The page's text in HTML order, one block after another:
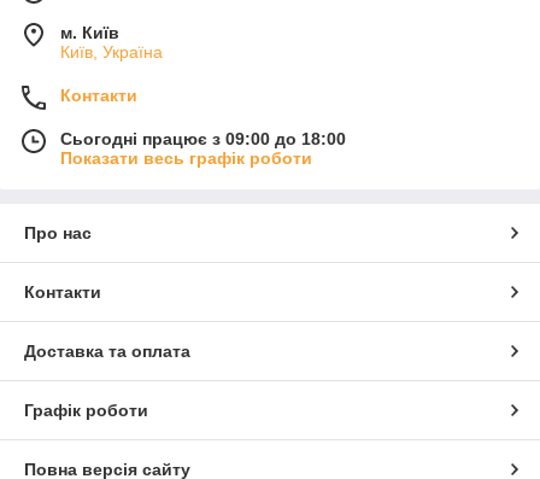
м. Київ
Київ, Україна
Контакти
Сьогодні працює з 09:00 до 18:00
Показати весь графік роботи
Про нас
Контакти
Доставка та оплата
Графік роботи
Повна версія сайту